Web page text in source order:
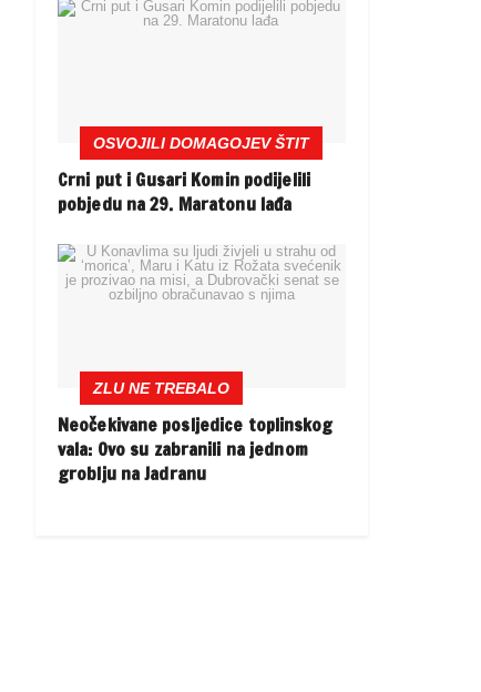
OSVOJILI DOMAGOJEV ŠTIT
Crni put i Gusari Komin podijelili
pobjedu na 29. Maratonu lađa
ZLU NE TREBALO
Neočekivane posljedice toplinskog
vala: Ovo su zabranili na jednom
groblju na Jadranu